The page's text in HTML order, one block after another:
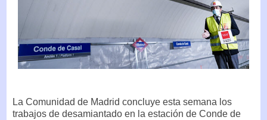
La Comunidad de Madrid concluye esta semana los
trabajos de desamiantado en la estación de Conde de